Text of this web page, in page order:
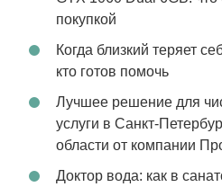
покупкой
Когда близкий теряет
кто готов помочь
Лучшее решение для
услуги в Санкт-
области от компании
Доктор вода: как в